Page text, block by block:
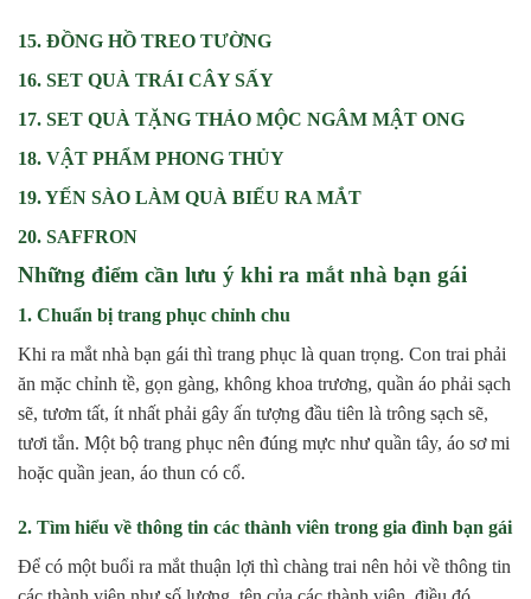
15. ĐỒNG HỒ TREO TƯỜNG
16. SET QUÀ TRÁI CÂY SẤY
17. SET QUÀ TẶNG THẢO MỘC NGÂM MẬT ONG
18. VẬT PHẨM PHONG THỦY
19. YẾN SÀO LÀM QUÀ BIẾU RA MẮT
20. SAFFRON
Những điểm cần lưu ý khi ra mắt nhà bạn gái
1. Chuẩn bị trang phục chỉnh chu
Khi ra mắt nhà bạn gái thì trang phục là quan trọng. Con trai phải
ăn mặc chỉnh tề, gọn gàng, không khoa trương, quần áo phải sạch
sẽ, tươm tất, ít nhất phải gây ấn tượng đầu tiên là trông sạch sẽ,
tươi tắn. Một bộ trang phục nên đúng mực như quần tây, áo sơ mi
hoặc quần jean, áo thun có cổ.
2. Tìm hiểu về thông tin các thành viên trong gia đình bạn gái
Để có một buổi ra mắt thuận lợi thì chàng trai nên hỏi về thông tin